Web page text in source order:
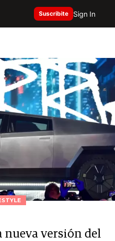
Suscribite Sign In
nueva versión del